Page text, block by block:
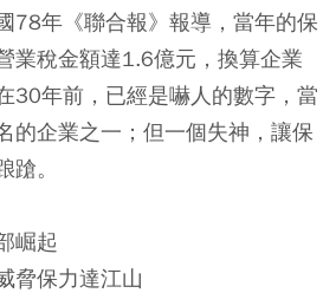
78年《聯合報》報導，當年的保
業稅金額達1.6億元，換算企業
30年前，已經是嚇人的數字，當
的企業之一；但一個失神，讓保
。
崛起
脅保力達江山